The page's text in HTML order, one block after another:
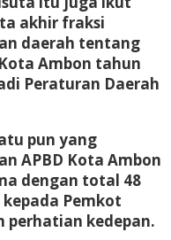
akhir fraksi
daerah tentang
Ambon tahun
Peraturan Daerah
pun yang
APBD Kota Ambon
dengan total 48
Pemkot
perhatian kedepan.